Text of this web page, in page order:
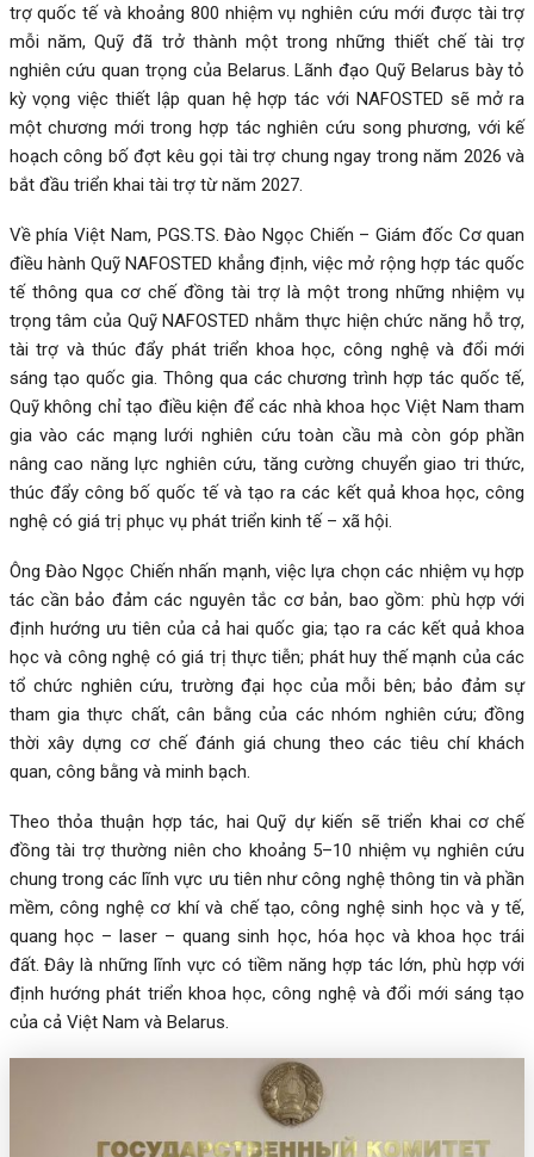
trợ quốc tế và khoảng 800 nhiệm vụ nghiên cứu mới được tài trợ
mỗi năm, Quỹ đã trở thành một trong những thiết chế tài trợ
nghiên cứu quan trọng của Belarus. Lãnh đạo Quỹ Belarus bày tỏ
kỳ vọng việc thiết lập quan hệ hợp tác với NAFOSTED sẽ mở ra
một chương mới trong hợp tác nghiên cứu song phương, với kế
hoạch công bố đợt kêu gọi tài trợ chung ngay trong năm 2026 và
bắt đầu triển khai tài trợ từ năm 2027.
Về phía Việt Nam, PGS.TS. Đào Ngọc Chiến – Giám đốc Cơ quan
điều hành Quỹ NAFOSTED khẳng định, việc mở rộng hợp tác quốc
tế thông qua cơ chế đồng tài trợ là một trong những nhiệm vụ
trọng tâm của Quỹ NAFOSTED nhằm thực hiện chức năng hỗ trợ,
tài trợ và thúc đẩy phát triển khoa học, công nghệ và đổi mới
sáng tạo quốc gia. Thông qua các chương trình hợp tác quốc tế,
Quỹ không chỉ tạo điều kiện để các nhà khoa học Việt Nam tham
gia vào các mạng lưới nghiên cứu toàn cầu mà còn góp phần
nâng cao năng lực nghiên cứu, tăng cường chuyển giao tri thức,
thúc đẩy công bố quốc tế và tạo ra các kết quả khoa học, công
nghệ có giá trị phục vụ phát triển kinh tế – xã hội.
Ông Đào Ngọc Chiến nhấn mạnh, việc lựa chọn các nhiệm vụ hợp
tác cần bảo đảm các nguyên tắc cơ bản, bao gồm: phù hợp với
định hướng ưu tiên của cả hai quốc gia; tạo ra các kết quả khoa
học và công nghệ có giá trị thực tiễn; phát huy thế mạnh của các
tổ chức nghiên cứu, trường đại học của mỗi bên; bảo đảm sự
tham gia thực chất, cân bằng của các nhóm nghiên cứu; đồng
thời xây dựng cơ chế đánh giá chung theo các tiêu chí khách
quan, công bằng và minh bạch.
Theo thỏa thuận hợp tác, hai Quỹ dự kiến sẽ triển khai cơ chế
đồng tài trợ thường niên cho khoảng 5–10 nhiệm vụ nghiên cứu
chung trong các lĩnh vực ưu tiên như công nghệ thông tin và phần
mềm, công nghệ cơ khí và chế tạo, công nghệ sinh học và y tế,
quang học – laser – quang sinh học, hóa học và khoa học trái
đất. Đây là những lĩnh vực có tiềm năng hợp tác lớn, phù hợp với
định hướng phát triển khoa học, công nghệ và đổi mới sáng tạo
của cả Việt Nam và Belarus.